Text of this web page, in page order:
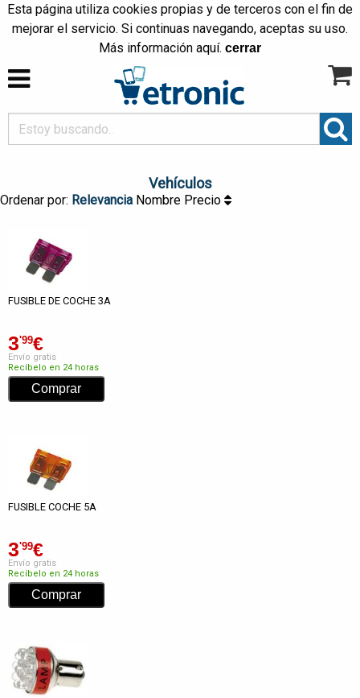
Esta página utiliza cookies propias y de terceros con el fin de
mejorar el servicio. Si continuas navegando, aceptas su uso.
Más información aquí. cerrar
Vehículos
Ordenar por: Relevancia Nombre Precio
FUSIBLE DE COCHE 3A
3'99€
Envío gratis
Recíbelo en 24 horas
FUSIBLE COCHE 5A
3'99€
Envío gratis
Recíbelo en 24 horas